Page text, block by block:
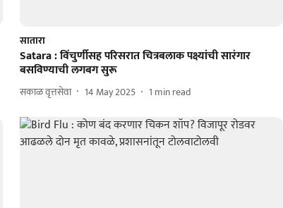
सातारा
Satara : विंचुर्णीसह परिसरात चित्रबलाक पक्ष्यांची सारंगार
बसविण्याची लगबग सुरू
सकाळ वृत्तसेवा 14 May 2025 1 min read